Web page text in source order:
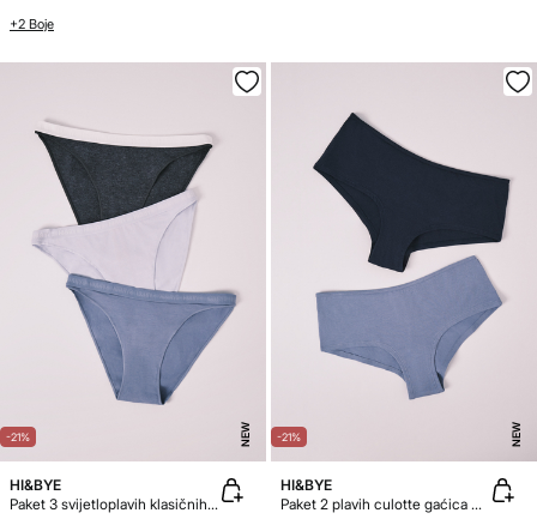
+2 Boje
-21% NEW
HI&BYE
Paket 3 svijetloplavih klasičnih pamučnih gaćica
-21% NEW
HI&BYE
Paket 2 plavih culotte gaćica U-kroja